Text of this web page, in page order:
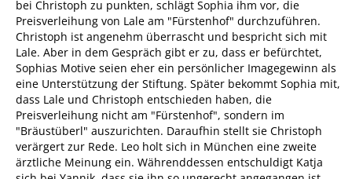
bei Christoph zu punkten, schlägt Sophia ihm vor, die
Preisverleihung von Lale am "Fürstenhof" durchzuführen.
Christoph ist angenehm überrascht und bespricht sich mit
Lale. Aber in dem Gespräch gibt er zu, dass er befürchtet,
Sophias Motive seien eher ein persönlicher Imagegewinn als
eine Unterstützung der Stiftung. Später bekommt Sophia mit,
dass Lale und Christoph entschieden haben, die
Preisverleihung nicht am "Fürstenhof", sondern im
"Bräustüberl" auszurichten. Daraufhin stellt sie Christoph
verärgert zur Rede. Leo holt sich in München eine zweite
ärztliche Meinung ein. Währenddessen entschuldigt Katja